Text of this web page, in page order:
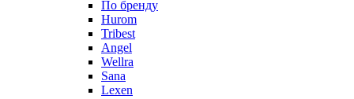
По бренду
Hurom
Tribest
Angel
Wellra
Sana
Lexen